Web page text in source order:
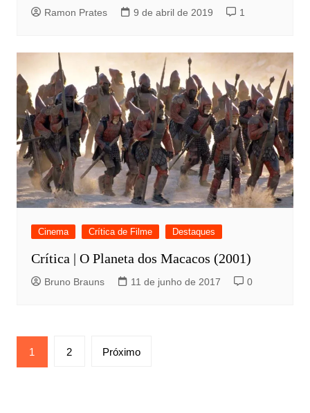
Ramon Prates 9 de abril de 2019 1
Cinema Crítica de Filme Destaques
Crítica | O Planeta dos Macacos (2001)
Bruno Brauns 11 de junho de 2017 0
Paginação
de
1 2 Próximo